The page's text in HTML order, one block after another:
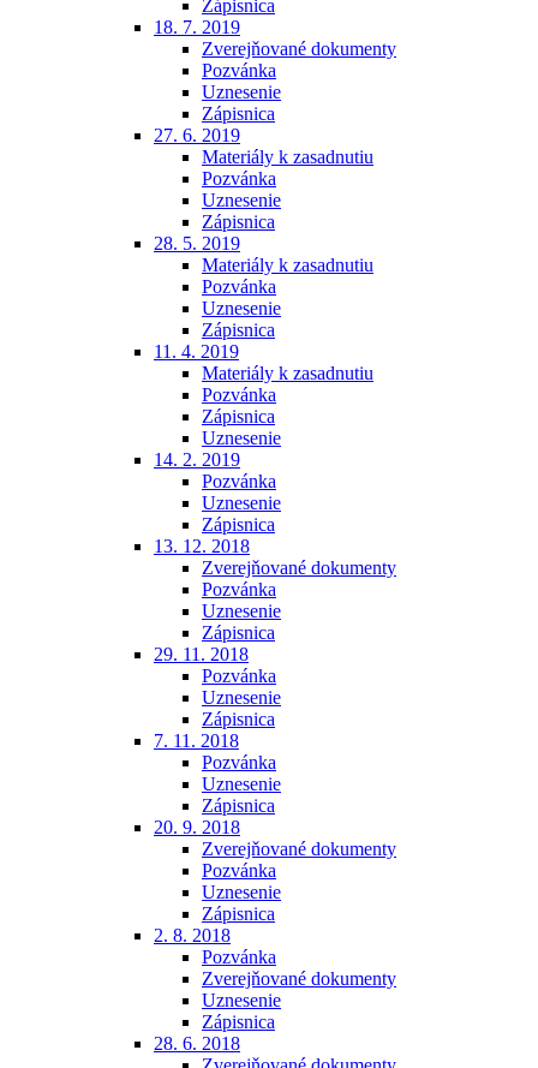
Zápisnica
18. 7. 2019
Zverejňované dokumenty
Pozvánka
Uznesenie
Zápisnica
27. 6. 2019
Materiály k zasadnutiu
Pozvánka
Uznesenie
Zápisnica
28. 5. 2019
Materiály k zasadnutiu
Pozvánka
Uznesenie
Zápisnica
11. 4. 2019
Materiály k zasadnutiu
Pozvánka
Zápisnica
Uznesenie
14. 2. 2019
Pozvánka
Uznesenie
Zápisnica
13. 12. 2018
Zverejňované dokumenty
Pozvánka
Uznesenie
Zápisnica
29. 11. 2018
Pozvánka
Uznesenie
Zápisnica
7. 11. 2018
Pozvánka
Uznesenie
Zápisnica
20. 9. 2018
Zverejňované dokumenty
Pozvánka
Uznesenie
Zápisnica
2. 8. 2018
Pozvánka
Zverejňované dokumenty
Uznesenie
Zápisnica
28. 6. 2018